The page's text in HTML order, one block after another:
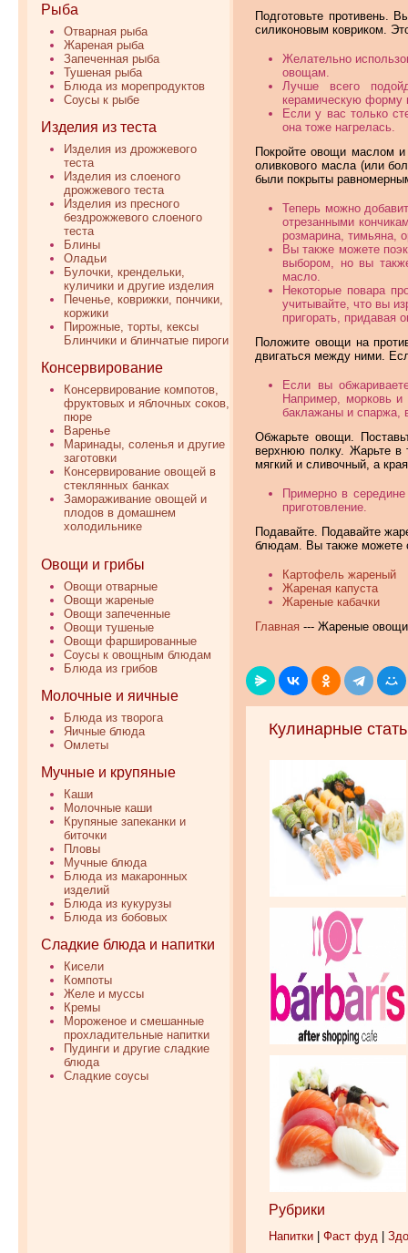
Рыба
Отварная рыба
Жареная рыба
Запеченная рыба
Тушеная рыба
Блюда из морепродуктов
Соусы к рыбе
Изделия из теста
Изделия из дрожжевого
теста
Изделия из слоеного
дрожжевого теста
Изделия из пресного
бездрожжевого слоеного
теста
Блины
Оладьи
Булочки, крендельки,
куличики и другие изделия
Печенье, коврижки, пончики,
коржики
Пирожные, торты, кексы
Блинчики и блинчатые пироги
Консервирование
Консервирование компотов,
фруктовых и яблочных соков,
пюре
Варенье
Маринады, соленья и другие
заготовки
Консервирование овощей в
стеклянных банках
Замораживание овощей и
плодов в домашнем
холодильнике
Овощи и грибы
Овощи отварные
Овощи жареные
Овощи запеченные
Овощи тушеные
Овощи фаршированные
Соусы к овощным блюдам
Блюда из грибов
Молочные и яичные
Блюда из творога
Яичные блюда
Омлеты
Мучные и крупяные
Каши
Молочные каши
Крупяные запеканки и
биточки
Пловы
Мучные блюда
Блюда из макаронных
изделий
Блюда из кукурузы
Блюда из бобовых
Сладкие блюда и напитки
Кисели
Компоты
Желе и муссы
Кремы
Мороженое и смешанные
прохладительные напитки
Пудинги и другие сладкие
блюда
Сладкие соусы
Подготовьте противень.
силиконовым ковриком.
Желательно
овощам.
Лучше всего
керамическую форму
Если у вас только
она тоже нагрелась.
Покройте овощи маслом
оливкового масла (или
были покрыты
Теперь можно
отрезанными
розмарина, тимьяна,
Вы также можете
выбором, но вы
масло.
Некоторые повара
учитывайте, что вы
пригорать, придавая
Положите овощи на
двигаться между ними.
Если вы
Например, морковь и
баклажаны и спаржа,
Обжарьте овощи.
верхнюю полку. Жарьте в
мягкий и сливочный, а
Примерно в
приготовление.
Подавайте. Подавайте
блюдам. Вы также можете
Картофель жареный
Жареная капуста
Жареные кабачки
Главная --- Жареные овощи
Кулинарные
Рубрики
Напитки Фаст фуд